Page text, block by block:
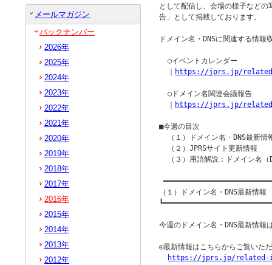
として配信し、会場の様子など
告」として掲載しております。
ドメイン名・DNSに関連する情
  ○イベントカレンダー
https://jprs.jp/
  ○ドメイン名関連会議報告
https://jprs.jp/
■今週の目次
（１）ドメイン名・DNS最新情
  （２）JPRSサイト更新情報
（３）用語解説：ドメイン名
（１）ドメイン名・DNS最新情報
今週のドメイン名・DNS最新情報
◎最新情報はこちらからご覧いた
https://jprs.jp/related-
メールマガジン
バックナンバー
2026年
2025年
2024年
2023年
2022年
2021年
2020年
2019年
2018年
2017年
2016年
2015年
2014年
2013年
2012年